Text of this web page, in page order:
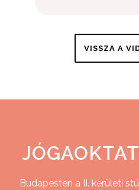
VISSZA A
Budapesten a II. kerületi